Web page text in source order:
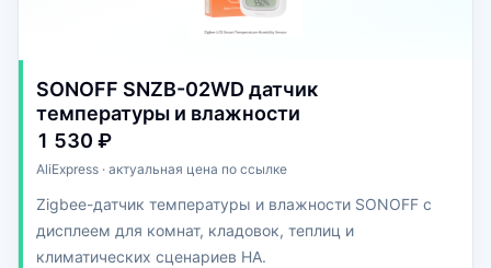
SONOFF SNZB-02WD датчик
температуры и влажности
1 530 ₽
AliExpress · актуальная цена по ссылке
Zigbee-датчик температуры и влажности SONOFF с
дисплеем для комнат, кладовок, теплиц и
климатических сценариев HA.